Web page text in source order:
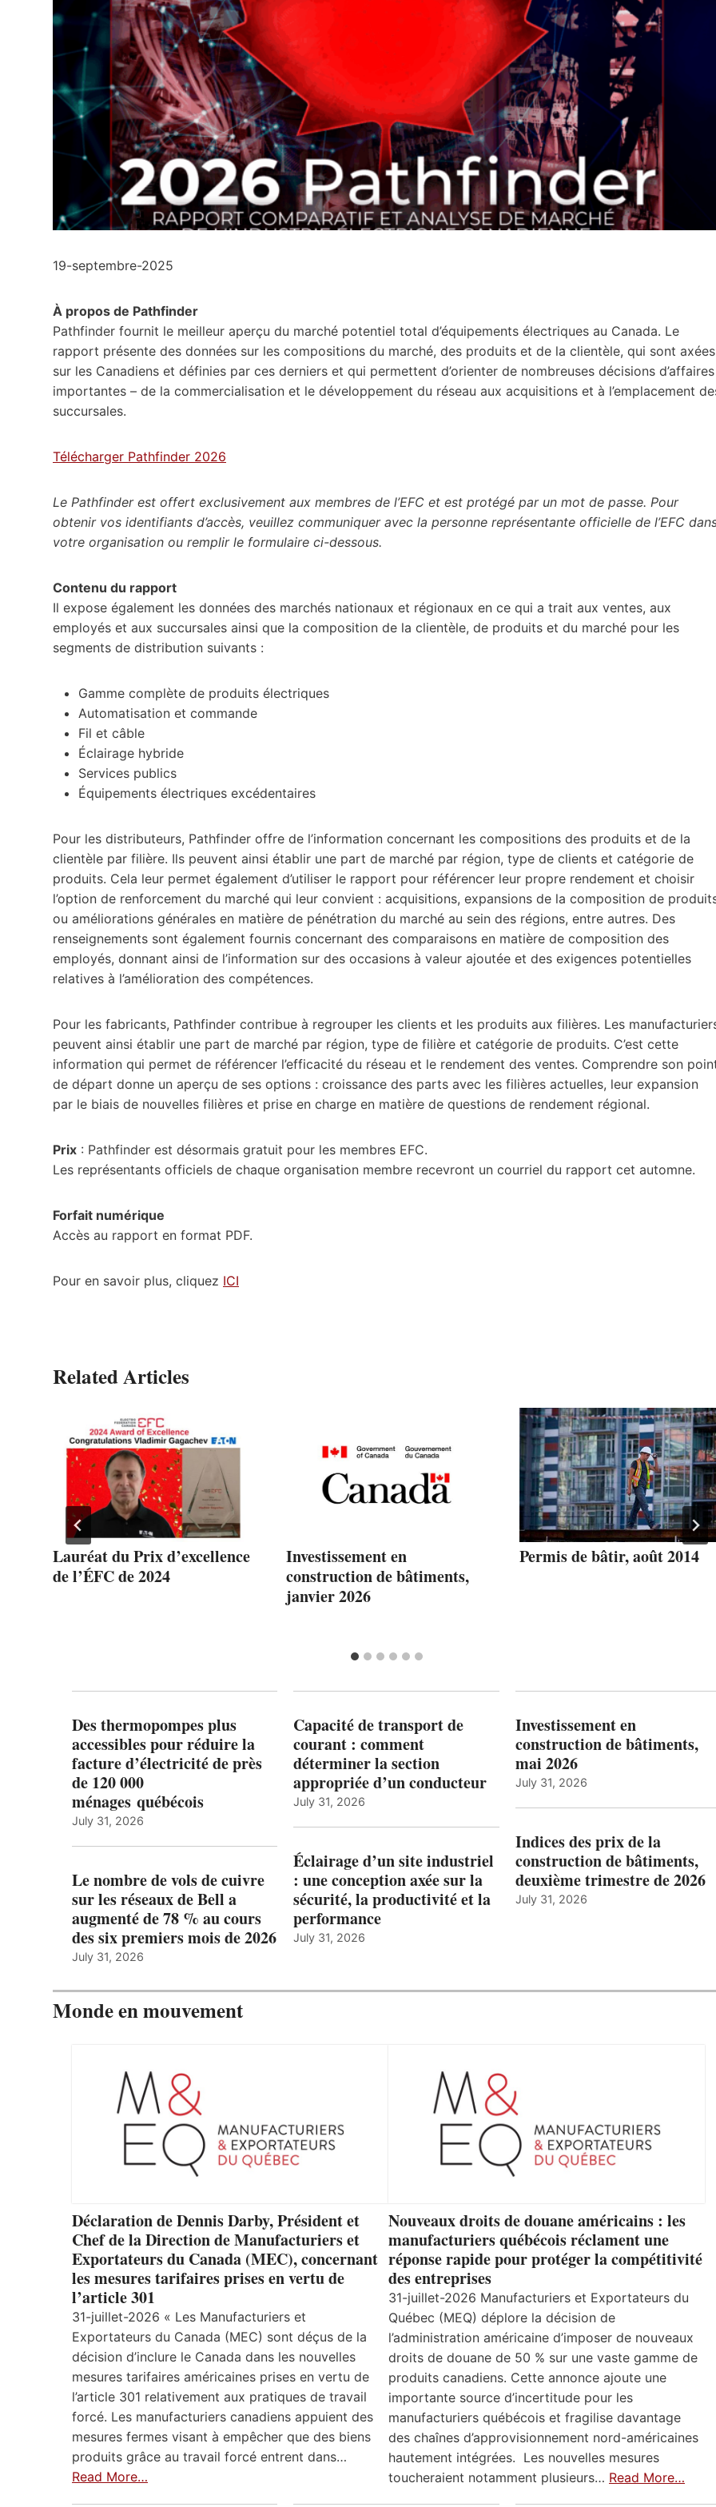
19-septembre-2025
À propos de Pathfinder
Pathfinder fournit le meilleur aperçu du marché potentiel total d’équipements électriques au Canada. Le
rapport présente des données sur les compositions du marché, des produits et de la clientèle, qui sont axées
sur les Canadiens et définies par ces derniers et qui permettent d’orienter de nombreuses décisions d’affaires
importantes – de la commercialisation et le développement du réseau aux acquisitions et à l’emplacement
succursales.
Télécharger Pathfinder 2026
Le Pathfinder est offert exclusivement aux membres de l’EFC et est protégé par un mot de passe. Pour
obtenir vos identifiants d’accès, veuillez communiquer avec la personne représentante officielle de l’EFC
votre organisation ou remplir le formulaire ci-dessous.
Contenu du rapport
Il expose également les données des marchés nationaux et régionaux en ce qui a trait aux ventes, aux
employés et aux succursales ainsi que la composition de la clientèle, de produits et du marché pour les
segments de distribution suivants :
Gamme complète de produits électriques
Automatisation et commande
Fil et câble
Éclairage hybride
Services publics
Équipements électriques excédentaires
Pour les distributeurs, Pathfinder offre de l’information concernant les compositions des produits et de la
clientèle par filière. Ils peuvent ainsi établir une part de marché par région, type de clients et catégorie de
produits. Cela leur permet également d’utiliser le rapport pour référencer leur propre rendement et choisir
l’option de renforcement du marché qui leur convient : acquisitions, expansions de la composition de
ou améliorations générales en matière de pénétration du marché au sein des régions, entre autres. Des
renseignements sont également fournis concernant des comparaisons en matière de composition des
employés, donnant ainsi de l’information sur des occasions à valeur ajoutée et des exigences potentielles
relatives à l’amélioration des compétences.
Pour les fabricants, Pathfinder contribue à regrouper les clients et les produits aux filières. Les
peuvent ainsi établir une part de marché par région, type de filière et catégorie de produits. C’est cette
information qui permet de référencer l’efficacité du réseau et le rendement des ventes. Comprendre son
de départ donne un aperçu de ses options : croissance des parts avec les filières actuelles, leur expansion
par le biais de nouvelles filières et prise en charge en matière de questions de rendement régional.
Prix : Pathfinder est désormais gratuit pour les membres EFC.
Les représentants officiels de chaque organisation membre recevront un courriel du rapport cet automne.
Forfait numérique
Accès au rapport en format PDF.
Pour en savoir plus, cliquez ICI
Related Articles
Lauréat du Prix d’excellence
de l’ÉFC de 2024
Investissement en
construction de bâtiments,
janvier 2026
Permis de bâtir, août 2014
Des thermopompes plus
accessibles pour réduire la
facture d’électricité de près
de 120 000
ménages québécois
July 31, 2026
Le nombre de vols de cuivre
sur les réseaux de Bell a
augmenté de 78 % au cours
des six premiers mois de 2026
July 31, 2026
Capacité de transport de
courant : comment
déterminer la section
appropriée d’un conducteur
July 31, 2026
Éclairage d’un site industriel
: une conception axée sur la
sécurité, la productivité et la
performance
July 31, 2026
Investissement en
construction de bâtiments,
mai 2026
July 31, 2026
Indices des prix de la
construction de bâtiments,
deuxième trimestre de 2026
July 31, 2026
Monde en mouvement
Déclaration de Dennis Darby, Président et
Chef de la Direction de Manufacturiers et
Exportateurs du Canada (MEC), concernant
les mesures tarifaires prises en vertu de
l’article 301
31-juillet-2026 « Les Manufacturiers et
Exportateurs du Canada (MEC) sont déçus de la
décision d’inclure le Canada dans les nouvelles
mesures tarifaires américaines prises en vertu de
l’article 301 relativement aux pratiques de travail
forcé. Les manufacturiers canadiens appuient des
mesures fermes visant à empêcher que des biens
produits grâce au travail forcé entrent dans…
Read More…
Nouveaux droits de douane américains : les
manufacturiers québécois réclament une
réponse rapide pour protéger la compétitivité
des entreprises
31-juillet-2026 Manufacturiers et Exportateurs du
Québec (MEQ) déplore la décision de
l’administration américaine d’imposer de nouveaux
droits de douane de 50 % sur une vaste gamme de
produits canadiens. Cette annonce ajoute une
importante source d’incertitude pour les
manufacturiers québécois et fragilise davantage
des chaînes d’approvisionnement nord-américaines
hautement intégrées. Les nouvelles mesures
toucheraient notamment plusieurs… Read More…